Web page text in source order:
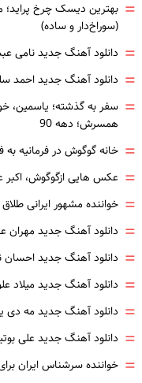
= بهترین دیسک چرخ
(سوراخ‌دار و ساده)
= دانلود آهنگ جدید نامی
= دانلود آهنگ جدید احمد
= سفر به گذشته؛ یاسمین،
همسرش؛ دهه 90
= خانه گوگوش در فرمانیه
= عکس هایی ازگوگوش، اکبر
= خواننده مشهور ایرانی
= دانلود آهنگ جدید مهران
= دانلود آهنگ جدید احسان
= دانلود آهنگ جدید میلاد
= دانلود آهنگ جدید مه دی
= دانلود آهنگ جدید علی
= خواننده سرشناس ایران